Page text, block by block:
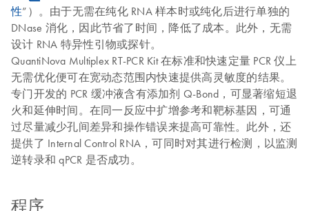
性”）。由于无需在纯化 RNA 样本时或纯化后进行单独的
DNase 消化，因此节省了时间，降低了成本。此外，无需
设计 RNA 特异性引物或探针。
QuantiNova Multiplex RT-PCR Kit 在标准和快速定量 PCR 仪上
无需优化便可在宽动态范围内快速提供高灵敏度的结果。
专门开发的 PCR 缓冲液含有添加剂 Q-Bond，可显著缩短退
火和延伸时间。在同一反应中扩增参考和靶标基因，可通
过尽量减少孔间差异和操作错误来提高可靠性。此外，还
提供了 Internal Control RNA，可同时对其进行检测，以监测
逆转录和 qPCR 是否成功。
程序